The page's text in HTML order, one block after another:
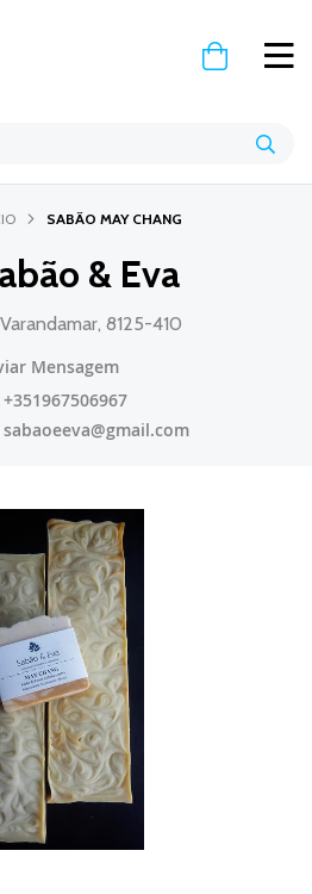
O Meu
SABÃO MAY CHANG
& Eva
Varandamar, 8125-410
Mensagem
+351967506967
sabaoeeva@gmail.com